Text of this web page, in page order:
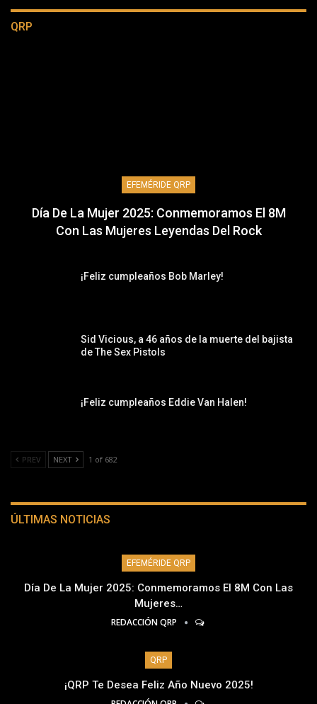
QRP
EFEMÉRIDE QRP
Día De La Mujer 2025: Conmemoramos El 8M
Con Las Mujeres Leyendas Del Rock
¡Feliz cumpleaños Bob Marley!
Sid Vicious, a 46 años de la muerte del bajista
de The Sex Pistols
¡Feliz cumpleaños Eddie Van Halen!
PREV NEXT 1 of 682
ÚLTIMAS NOTICIAS
EFEMÉRIDE QRP
Día De La Mujer 2025: Conmemoramos El 8M Con Las
Mujeres…
REDACCIÓN QRP
QRP
¡QRP Te Desea Feliz Año Nuevo 2025!